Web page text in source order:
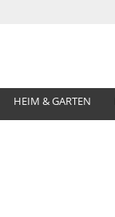
HEIM & GARTEN